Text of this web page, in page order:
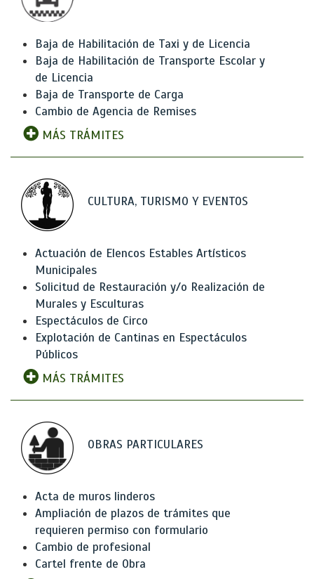
Baja de Habilitación de Taxi y de Licencia
Baja de Habilitación de Transporte Escolar y
de Licencia
Baja de Transporte de Carga
Cambio de Agencia de Remises
MÁS TRÁMITES
CULTURA, TURISMO Y EVENTOS
Actuación de Elencos Estables Artísticos
Municipales
Solicitud de Restauración y/o Realización de
Murales y Esculturas
Espectáculos de Circo
Explotación de Cantinas en Espectáculos
Públicos
MÁS TRÁMITES
OBRAS PARTICULARES
Acta de muros linderos
Ampliación de plazos de trámites que
requieren permiso con formulario
Cambio de profesional
Cartel frente de Obra